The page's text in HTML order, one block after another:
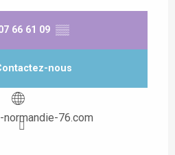
66 61 09 ▒▒
nous
76.com